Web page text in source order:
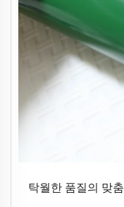
탁월한 품질의 맞